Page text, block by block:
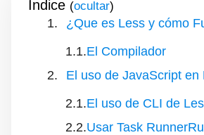
Índice ( )
¿Que es Less y cómo
El Compilador
El uso de JavaScript en
El uso de CLI de
Usar Task